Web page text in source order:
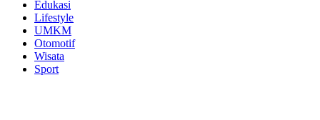
Edukasi
Lifestyle
UMKM
Otomotif
Wisata
Sport